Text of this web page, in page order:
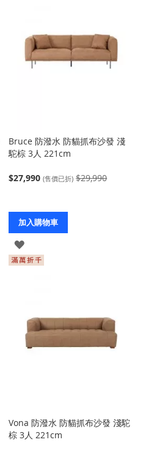
Bruce 防潑水 防貓抓布沙發 淺
駝棕 3人 221cm
$27,990 (售價已折) $29,990
加入購物車
登
入
Vona 防潑水 防貓抓布沙發 淺駝
棕 3人 221cm